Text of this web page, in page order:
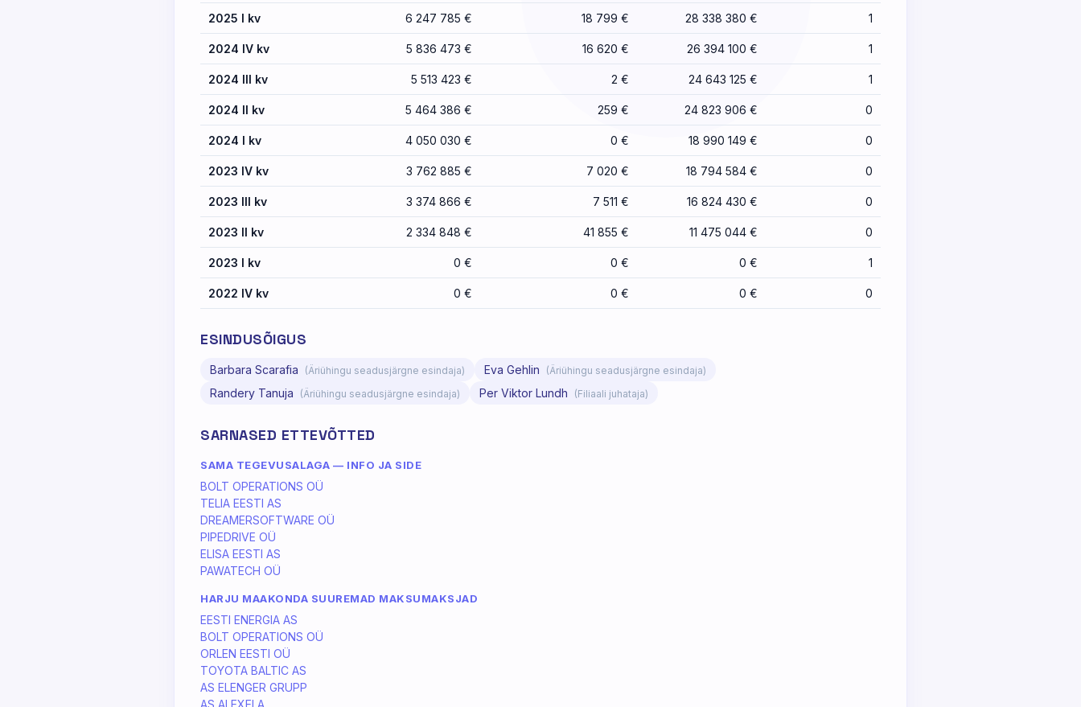
2025 I kv 6 247 785 € 18 799 € 28 338 380 € 1
2024 IV kv 5 836 473 € 16 620 € 26 394 100 € 1
2024 III kv 5 513 423 € 2 € 24 643 125 € 1
2024 II kv 5 464 386 € 259 € 24 823 906 € 0
2024 I kv 4 050 030 € 0 € 18 990 149 € 0
2023 IV kv 3 762 885 € 7 020 € 18 794 584 € 0
2023 III kv 3 374 866 € 7 511 € 16 824 430 € 0
2023 II kv 2 334 848 € 41 855 € 11 475 044 € 0
2023 I kv 0 € 0 € 0 € 1
2022 IV kv 0 € 0 € 0 € 0
ESINDUSÕIGUS
Barbara Scarafia (Äriühingu seadusjärgne esindaja) Eva Gehlin (Äriühingu seadusjärgne esindaja)
Randery Tanuja (Äriühingu seadusjärgne esindaja) Per Viktor Lundh (Filiaali juhataja)
SARNASED ETTEVÕTTED
SAMA TEGEVUSALAGA — INFO JA SIDE
BOLT OPERATIONS OÜ
TELIA EESTI AS
DREAMERSOFTWARE OÜ
PIPEDRIVE OÜ
ELISA EESTI AS
PAWATECH OÜ
HARJU MAAKONDA SUUREMAD MAKSUMAKSJAD
EESTI ENERGIA AS
BOLT OPERATIONS OÜ
ORLEN EESTI OÜ
TOYOTA BALTIC AS
AS ELENGER GRUPP
AS ALEXELA